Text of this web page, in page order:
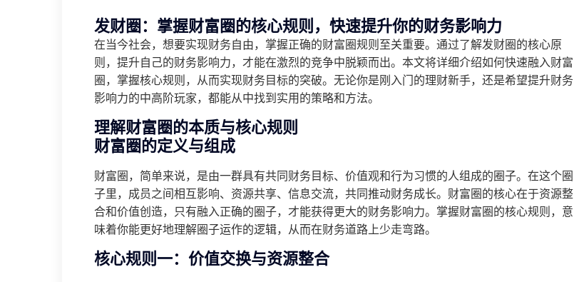
发财圈：掌握财富圈的核心规则，快速提升你的财务影响力
在当今社会，想要实现财务自由，掌握正确的财富圈规则至关重要。通过了解发财圈的核心原
则，提升自己的财务影响力，才能在激烈的竞争中脱颖而出。本文将详细介绍如何快速融入财富
圈，掌握核心规则，从而实现财务目标的突破。无论你是刚入门的理财新手，还是希望提升财务
影响力的中高阶玩家，都能从中找到实用的策略和方法。
理解财富圈的本质与核心规则
财富圈的定义与组成
财富圈，简单来说，是由一群具有共同财务目标、价值观和行为习惯的人组成的圈子。在这个圈
子里，成员之间相互影响、资源共享、信息交流，共同推动财务成长。财富圈的核心在于资源整
合和价值创造，只有融入正确的圈子，才能获得更大的财务影响力。掌握财富圈的核心规则，意
味着你能更好地理解圈子运作的逻辑，从而在财务道路上少走弯路。
核心规则一：价值交换与资源整合